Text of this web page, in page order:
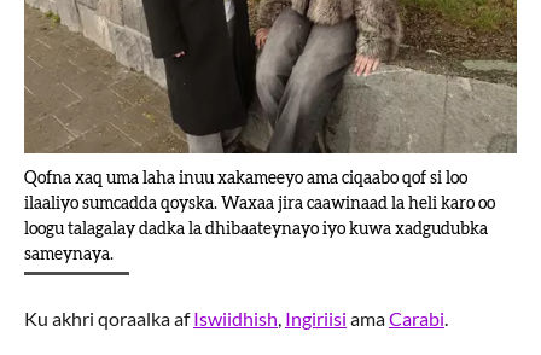
Qofna xaq uma laha inuu xakameeyo ama ciqaabo qof si loo
ilaaliyo sumcadda qoyska. Waxaa jira caawinaad la heli karo oo
loogu talagalay dadka la dhibaateynayo iyo kuwa xadgudubka
sameynaya.
Ku akhri qoraalka afIswiidhish, Ingiriisi amaCarabi.